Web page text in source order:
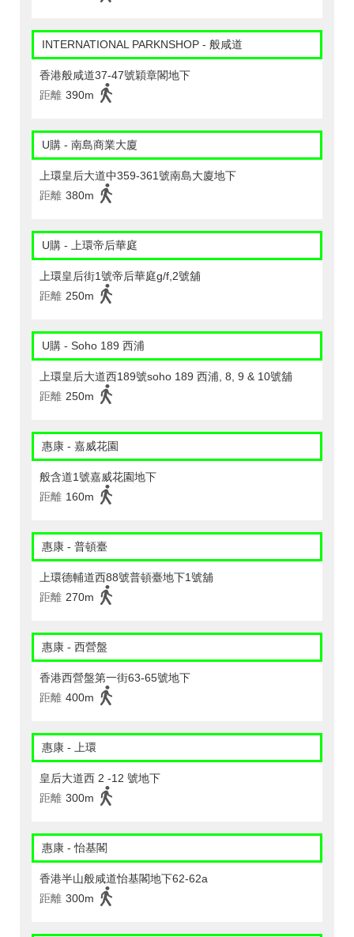
INTERNATIONAL PARKNSHOP - 般咸道
香港般咸道37-47號穎章閣地下
距離 390m
U購 - 南島商業大廈
上環皇后大道中359-361號南島大廈地下
距離 380m
U購 - 上環帝后華庭
上環皇后街1號帝后華庭g/f,2號舖
距離 250m
U購 - Soho 189 西浦
上環皇后大道西189號soho 189 西浦, 8, 9 & 10號舖
距離 250m
惠康 - 嘉威花園
般含道1號嘉威花園地下
距離 160m
惠康 - 普頓臺
上環德輔道西88號普頓臺地下1號舖
距離 270m
惠康 - 西營盤
香港西營盤第一街63-65號地下
距離 400m
惠康 - 上環
皇后大道西 2 -12 號地下
距離 300m
惠康 - 怡基閣
香港半山般咸道怡基閣地下62-62a
距離 300m